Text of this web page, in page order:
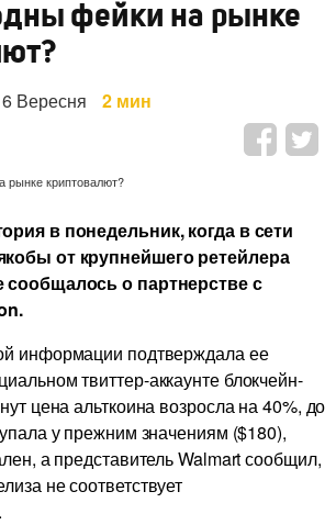
фейки на рынке
Вересня 2 мин
в понедельник, когда в сети
от крупнейшего ретейлера
о партнерстве с
информации подтверждала ее
твиттер-аккаунте блокчейн-
цена альткоина возросла на 40%, до
у прежним значениям ($180),
а представитель Walmart сообщил,
не соответствует